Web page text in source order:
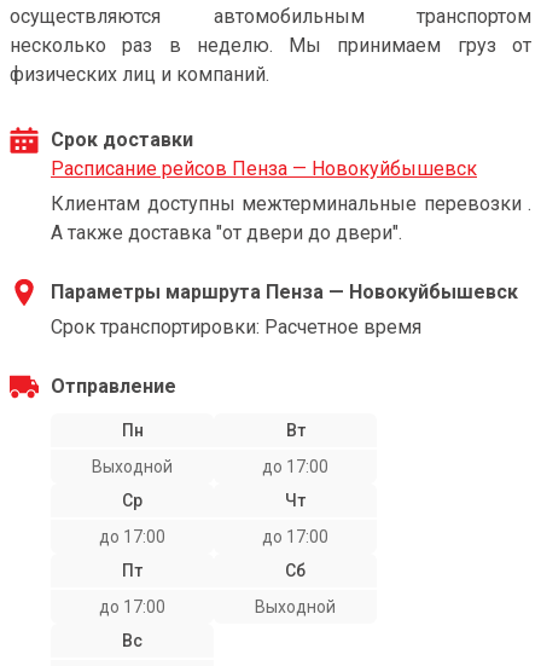
осуществляются автомобильным транспортом
несколько раз в неделю. Мы принимаем груз от
физических лиц и компаний.
Срок доставки
Расписание рейсов Пенза — Новокуйбышевск
Клиентам доступны межтерминальные перевозки .
А также доставка "от двери до двери".
Параметры маршрута Пенза — Новокуйбышевск
Срок транспортировки: Расчетное время
Отправление
Пн
Выходной
Вт
до 17:00
Ср
до 17:00
Чт
до 17:00
Пт
до 17:00
Сб
Выходной
Вс